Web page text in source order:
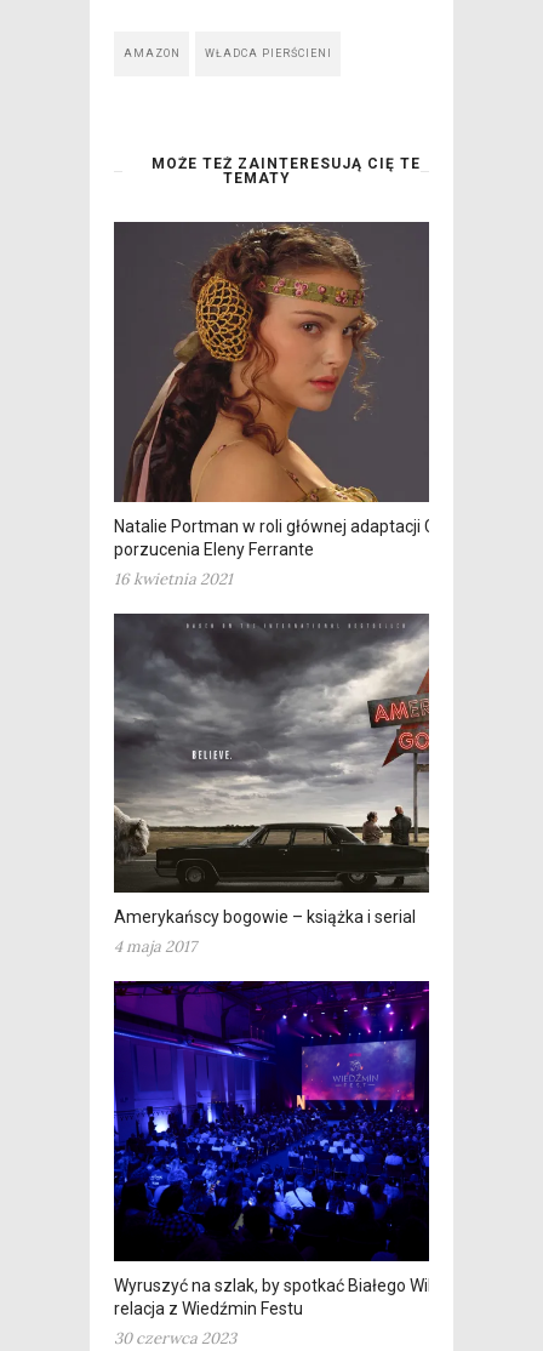
AMAZON WŁADCA PIERŚCIENI
MOŻE TEŻ ZAINTERESUJĄ CIĘ TE
TEMATY
Natalie Portman w roli głównej adaptacji Czasu
porzucenia Eleny Ferrante
16 kwietnia 2021
Amerykańscy bogowie – książka i serial
4 maja 2017
Wyruszyć na szlak, by spotkać Białego Wilka –
relacja z Wiedźmin Festu
30 czerwca 2023